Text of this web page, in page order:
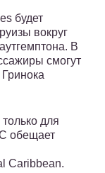
будет
вокруг
В
смогут
для
обещает
Caribbean.